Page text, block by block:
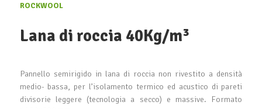
ROCKWOOL
Lana di roccia 40Kg/m³
Pannello semirigido in lana di roccia non rivestito a densità
medio- bassa, per l’isolamento termico ed acustico di pareti
divisorie leggere (tecnologia a secco) e massive. Formato